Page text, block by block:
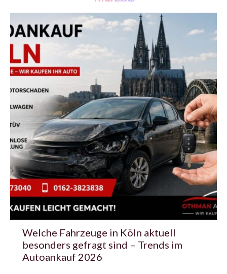
Welche Fahrzeuge in Köln aktuell
besonders gefragt sind – Trends im
Autoankauf 2026